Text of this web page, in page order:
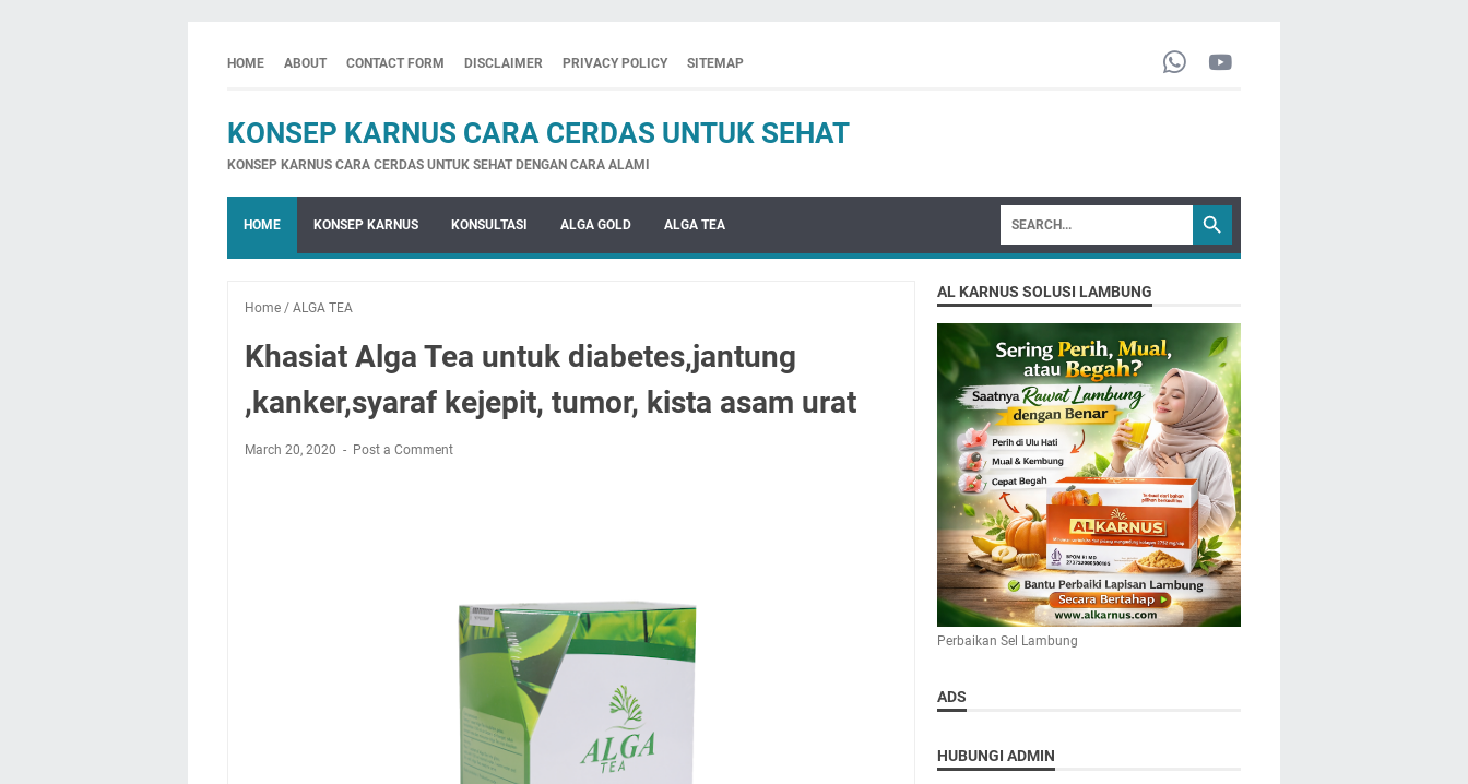
HOME ABOUT CONTACT FORM DISCLAIMER PRIVACY POLICY SITEMAP
KONSEP KARNUS CARA CERDAS UNTUK SEHAT
KONSEP KARNUS CARA CERDAS UNTUK SEHAT DENGAN CARA ALAMI
HOME KONSEP KARNUS KONSULTASI ALGA GOLD ALGA TEA
Home / ALGA TEA
Khasiat Alga Tea untuk diabetes,jantung
,kanker,syaraf kejepit, tumor, kista asam urat
March 20, 2020 Post a Comment
AL KARNUS SOLUSI LAMBUNG
Perbaikan Sel Lambung
ADS
HUBUNGI ADMIN